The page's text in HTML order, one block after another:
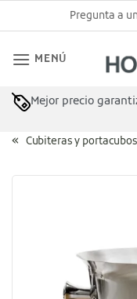
al
Pregunta a
MENÚ
Mejor precio
Cubiteras y portacubos